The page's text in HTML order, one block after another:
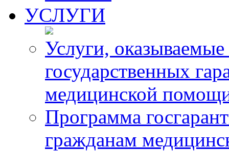
УСЛУГИ
Услуги,
государственных
медицинской
Программа
гражданам